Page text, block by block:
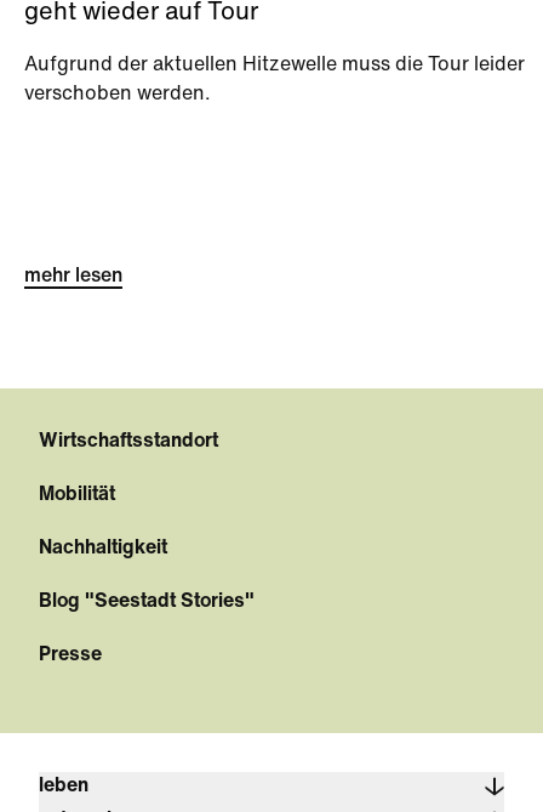
geht wieder auf Tour
Aufgrund der aktuellen Hitzewelle muss die Tour leider
verschoben werden.
mehr lesen
Wirtschaftsstandort
Mobilität
Nachhaltigkeit
Blog "Seestadt Stories"
Presse
leben